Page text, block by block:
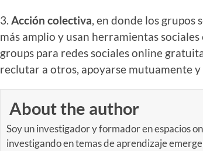
3. Acción colectiva, en donde los grupos
más amplio y usan herramientas
groups para redes sociales online
reclutar a otros, apoyarse mutuamente
About the author
Soy un investigador y formador en espacios
investigando en temas de aprendizaje